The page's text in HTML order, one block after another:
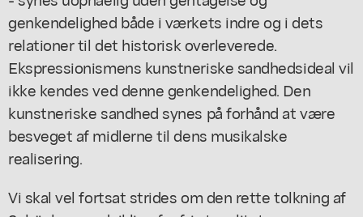
genkendelighed både i værkets indre og i dets
relationer til det historisk overleverede.
Ekspressionismens kunstneriske sandhedsideal vil
ikke kendes ved denne genkendelighed. Den
kunstneriske sandhed synes på forhånd at være
besveget af midlerne til dens musikalske
realisering.
Vi skal vel fortsat strides om den rette tolkning af